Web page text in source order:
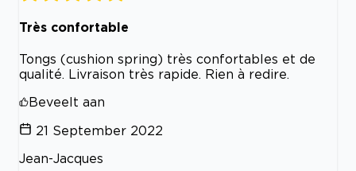
Très confortable
Tongs (cushion spring) très confortables et de
qualité. Livraison très rapide. Rien à redire.
Beveelt aan
21 September 2022
Jean-Jacques